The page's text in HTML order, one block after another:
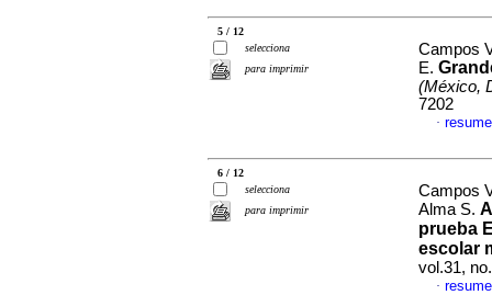
5 / 12
selecciona
para imprimir
Campos
E.
(México,
7202
·
6 / 12
selecciona
para imprimir
Campos
Alma S.
prueba
escolar
vol.31,
·